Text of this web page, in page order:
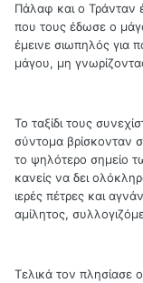
Πάλαφ και ο Τράνταν
που τους έδωσε ο
έμεινε σιωπηλός για
μάγου, μη
Το ταξίδι τους
σύντομα βρίσκονταν
το ψηλότερο σημείο
κανείς να δει
ιερές πέτρες και
αμίλητος,
Τελικά τον πλησίασε